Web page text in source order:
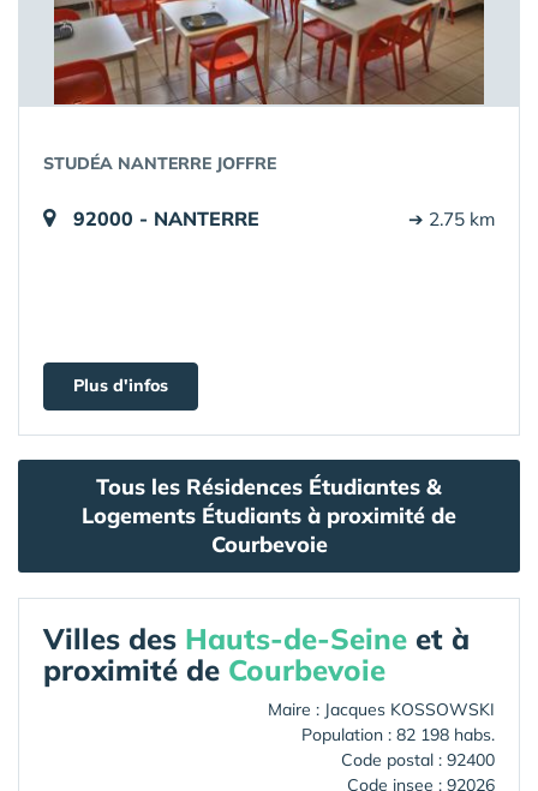
STUDÉA NANTERRE JOFFRE
92000 - NANTERRE ➔ 2.75 km
Plus d'infos
Tous les Résidences Étudiantes &
Logements Étudiants à proximité de
Courbevoie
Villes des Hauts-de-Seine et à
proximité de Courbevoie
Maire : Jacques KOSSOWSKI
Population : 82 198 habs.
Code postal : 92400
Code insee : 92026